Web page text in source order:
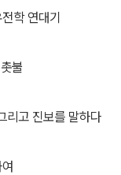
학 연대기
불
리고 진보를 말하다